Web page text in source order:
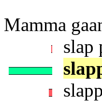
Mamma
slap